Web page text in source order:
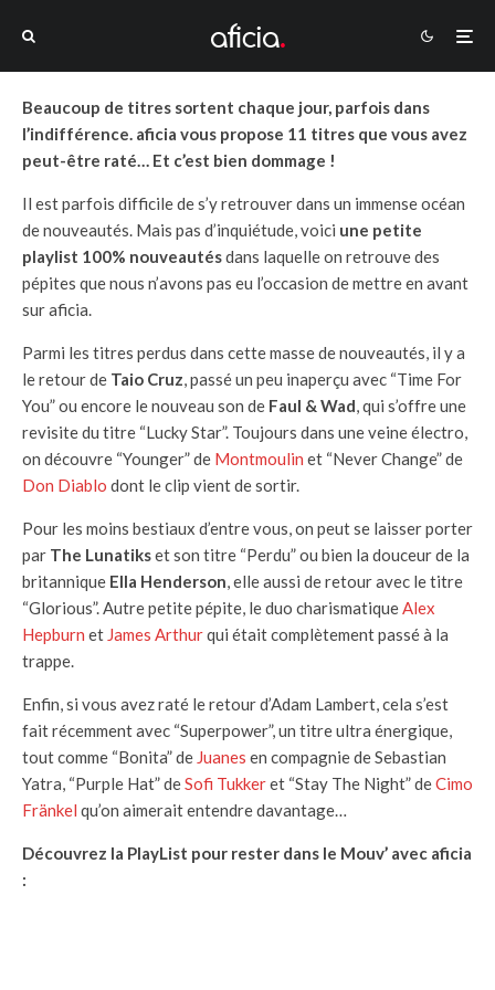
Beaucoup de titres sortent chaque jour, parfois dans
l’indifférence. aficia vous propose 11 titres que vous avez
peut-être raté… Et c’est bien dommage !
Il est parfois difficile de s’y retrouver dans un immense océan
de nouveautés. Mais pas d’inquiétude, voici une petite
playlist 100% nouveautésdans laquelle on retrouve des
pépites que nous n’avons pas eu l’occasion de mettre en avant
sur aficia.
Parmi les titres perdus dans cette masse de nouveautés, il y a
le retour de Taio Cruz, passé un peu inaperçu avec “Time For
You” ou encore le nouveau son de Faul & Wad, qui s’offre une
revisite du titre “Lucky Star”. Toujours dans une veine électro,
on découvre “Younger” de Montmoulin et “Never Change” de
Don Diablo dont le clip vient de sortir.
Pour les moins bestiaux d’entre vous, on peut se laisser porter
par The Lunatikset son titre “Perdu” ou bien la douceur de la
britannique Ella Henderson, elle aussi de retour avec le titre
“Glorious”. Autre petite pépite, le duo charismatiqueAlex
Hepburn et James Arthurqui était complètement passé à la
trappe.
Enfin, si vous avez raté le retour d’Adam Lambert, cela s’est
fait récemment avec “Superpower”, un titre ultra énergique,
tout comme “Bonita” de Juanes en compagnie de Sebastian
Yatra, “Purple Hat” deSofi Tukkeret “Stay The Night” deCimo
Fränkel qu’on aimerait entendre davantage…
Découvrez la PlayList pour rester dans le Mouv’ avec aficia
: